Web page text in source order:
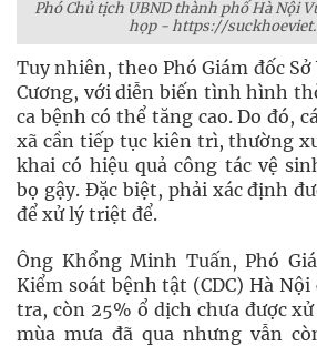
Phó Chủ tịch UBND thành phố Hà Nội
họp - https://
Tuy nhiên, theo Phó Giám đốc Sở
Cương, với diễn biến tình hình
ca bệnh có thể tăng cao. Do đó,
xã cần tiếp tục kiên trì, thường
khai có hiệu quả công tác vệ
bọ gậy. Đặc biệt, phải xác định
để xử lý triệt để.
Ông Khổng Minh Tuấn, Phó
Kiểm soát bệnh tật (CDC) Hà
tra, còn 25% ổ dịch chưa được
mùa mưa đã qua nhưng vẫn